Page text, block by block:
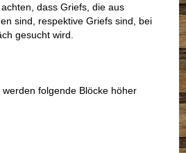
dass Griefs, die aus
sind, respektive Griefs sind, bei
gesucht wird.
folgende Blöcke höher